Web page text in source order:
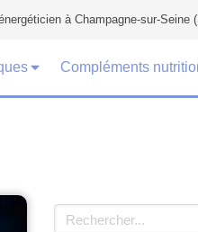
à Champagne-sur-Seine
Compléments
Rechercher